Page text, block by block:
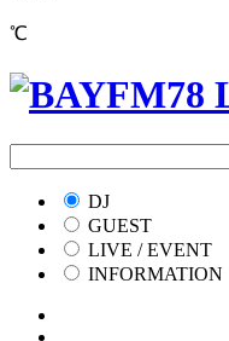
℃
DJ
GUEST
LIVE / EVENT
INFORMATION